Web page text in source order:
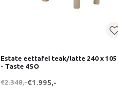
Estate eettafel teak/latte 240 x 105
- Taste 4SO
€2.348,-€1.995,-